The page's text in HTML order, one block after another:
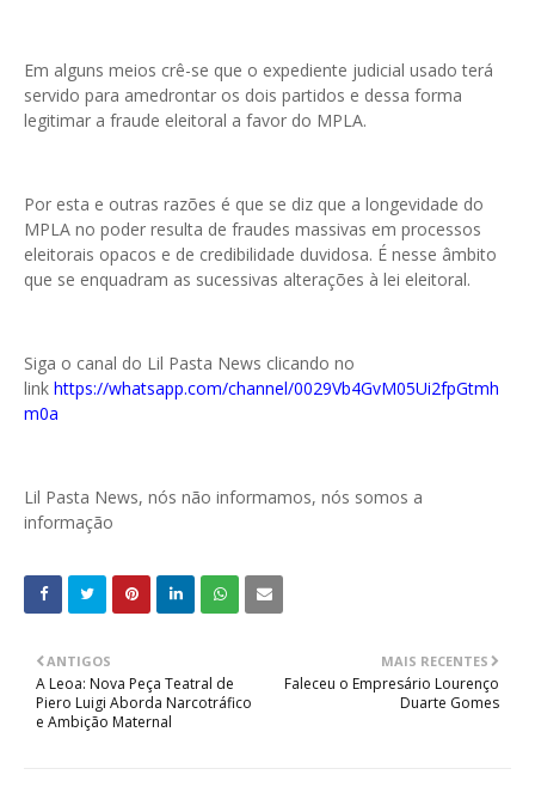
Em alguns meios crê-se que o expediente judicial usado terá
servido para amedrontar os dois partidos e dessa forma
legitimar a fraude eleitoral a favor do MPLA.
Por esta e outras razões é que se diz que a longevidade do
MPLA no poder resulta de fraudes massivas em processos
eleitorais opacos e de credibilidade duvidosa. É nesse âmbito
que se enquadram as sucessivas alterações à lei eleitoral.
Siga o canal do Lil Pasta News clicando no
link https://whatsapp.com/channel/0029Vb4GvM05Ui2fpGtmh
m0a
Lil Pasta News, nós não informamos, nós somos a
informação
MAIS RECENTES
Faleceu o Empresário Lourenço
Duarte Gomes
ANTIGOS
A Leoa: Nova Peça Teatral de
Piero Luigi Aborda Narcotráfico
e Ambição Maternal